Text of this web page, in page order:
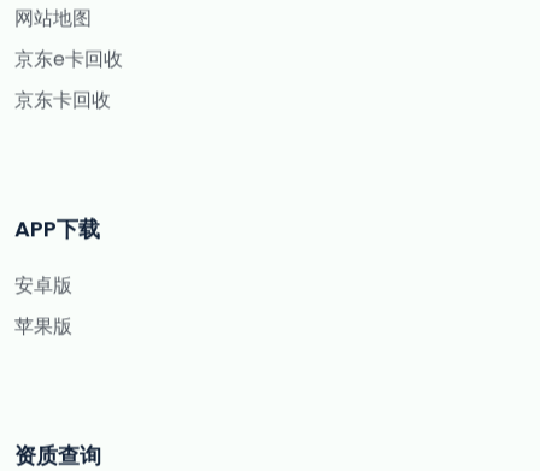
网站地图
京东e卡回收
京东卡回收
APP下载
安卓版
苹果版
资质查询